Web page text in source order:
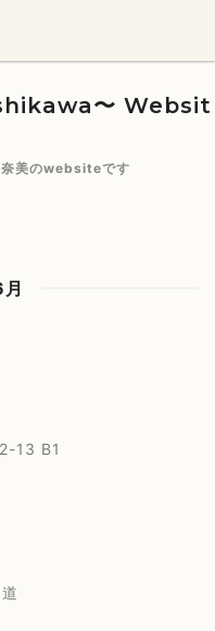
〜 Websit
奈美のwebsiteです
13 B1